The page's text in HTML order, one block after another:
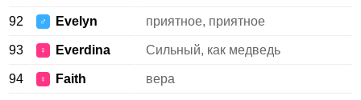
92 ♂ Evelyn приятное, приятное
93 ♀ Everdina Сильный, как медведь
94 ♀ Faith вера